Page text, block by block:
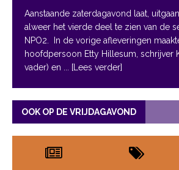
Aanstaande zaterdagavond laat,
alweer het vierde deel te zien van de
NPO2. In de vorige afleveringen
hoofdpersoon Etty Hillesum, schrijver
vader) en
... [Lees verder]
OOK OP DE VRIJDAGAVOND